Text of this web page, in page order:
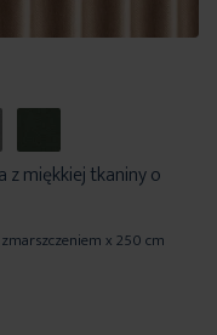
z miękkiej tkaniny o
x 250 cm